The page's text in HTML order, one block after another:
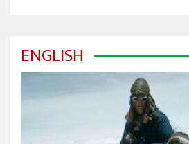
ENGLISH